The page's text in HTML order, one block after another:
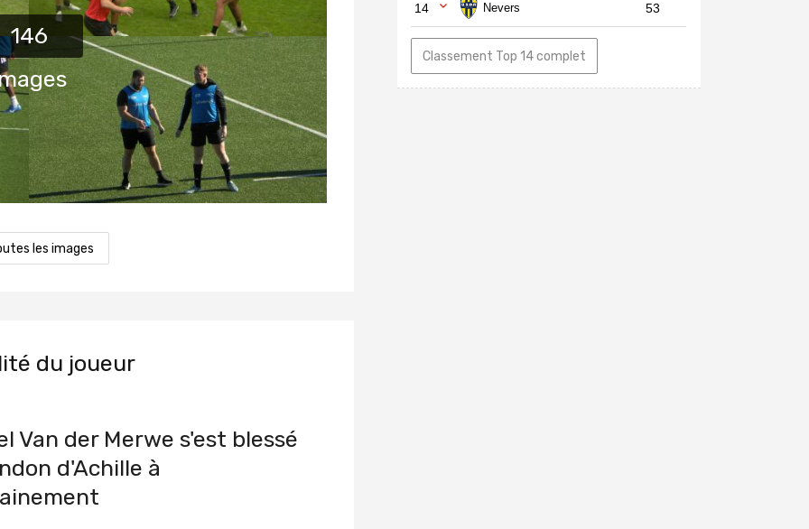
les images
du joueur
Van der Merwe s'est blessé
d'Achille à
14 Nevers 53
Classement Top 14 complet